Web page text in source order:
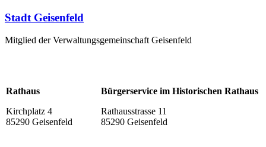
Stadt Geisenfeld
Mitglied der Verwaltungsgemeinschaft Geisenfeld
Rathaus
Kirchplatz 4
85290 Geisenfeld
Bürgerservice im Historischen Rathaus
Rathausstrasse 11
85290 Geisenfeld